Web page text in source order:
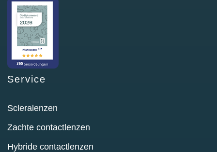
Service
Scleralenzen
Zachte contactlenzen
Hybride contactlenzen